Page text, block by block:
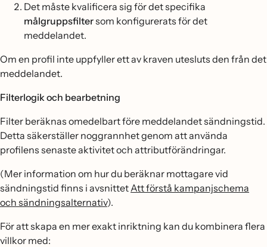
Det måste kvalificera sig för det specifika
målgruppsfiltersom konfigurerats för det
meddelandet.
Om en profil inte uppfyller ett av kraven utesluts den från det
meddelandet.
Filterlogik och bearbetning
Filter beräknas omedelbart före meddelandet sändningstid.
Detta säkerställer noggrannhet genom att använda
profilens senaste aktivitet och attributförändringar.
(Mer information om hur du beräknar mottagare vid
sändningstid finns i avsnittetAtt förstå kampanjschema
och sändningsalternativ).
För att skapa en mer exakt inriktning kan du kombinera flera
villkor med: